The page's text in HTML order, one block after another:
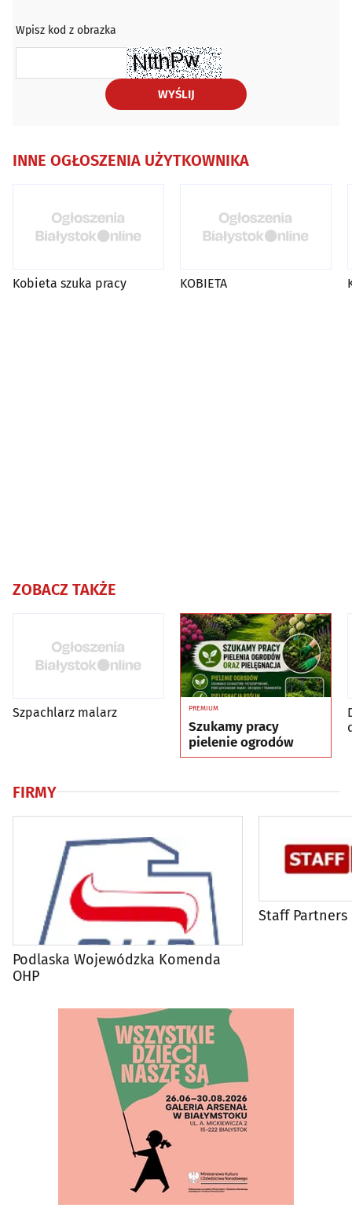
Wpisz kod z obrazka
WYŚLIJ
INNE OGŁOSZENIA UŻYTKOWNIKA
Kobieta szuka pracy KOBIETA
ZOBACZ TAKŻE
Szpachlarz malarz PREMIUM
Szukamy pracy
pielenie ogrodów
FIRMY
Podlaska Wojewódzka Komenda
OHP
Staff Partners